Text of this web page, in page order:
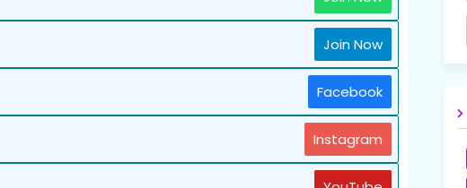
Join Now
Facebook
Instagram